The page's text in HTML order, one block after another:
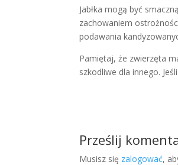
Jabłka mogą być
zachowaniem
podawania
Pamiętaj, że zwierzęta
szkodliwe dla innego.
Prześlij
Musisz się zalogować,